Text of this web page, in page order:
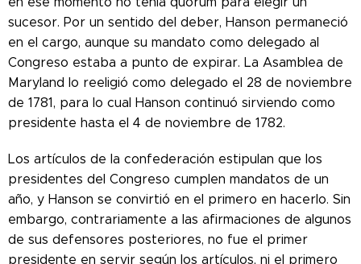
sucesor. Por un sentido del deber, Hanson permaneció
en el cargo, aunque su mandato como delegado al
Congreso estaba a punto de expirar. La Asamblea de
Maryland lo reeligió como delegado el 28 de noviembre
de 1781, para lo cual Hanson continuó sirviendo como
presidente hasta el 4 de noviembre de 1782.
Los artículos de la confederación estipulan que los
presidentes del Congreso cumplen mandatos de un
año, y Hanson se convirtió en el primero en hacerlo. Sin
embargo, contrariamente a las afirmaciones de algunos
de sus defensores posteriores, no fue el primer
presidente en servir según los artículos, ni el primero